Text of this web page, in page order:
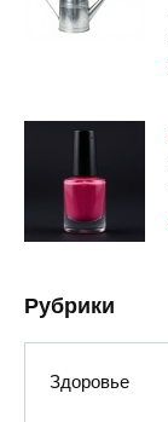
Рубрики
Здоровье